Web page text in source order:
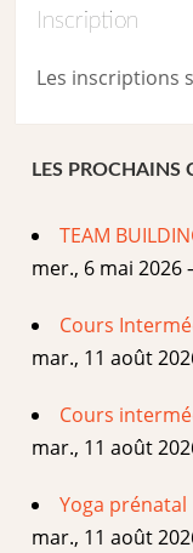
Inscription
Les inscriptions
LES PROCHAINS
TEAM
mer., 6 mai 2026
Cours
mar., 11 août
Cours
mar., 11 août
Yoga prénatal
mar., 11 août